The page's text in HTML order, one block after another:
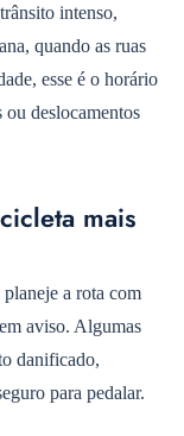
intenso,
quando as ruas
esse é o horário
ou deslocamentos
mais
a rota com
aviso. Algumas
danificado,
para pedalar.